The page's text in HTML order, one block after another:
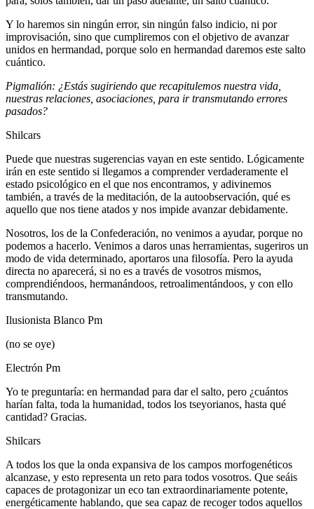
Y lo haremos sin ningún error, sin ningún falso indicio, ni por
improvisación, sino que cumpliremos con el objetivo de avanzar
unidos en hermandad, porque solo en hermandad daremos este salto
cuántico.
Pigmalión: ¿Estás sugiriendo que recapitulemos nuestra vida,
nuestras relaciones, asociaciones, para ir transmutando errores
pasados?
Shilcars
Puede que nuestras sugerencias vayan en este sentido. Lógicamente
irán en este sentido si llegamos a comprender verdaderamente el
estado psicológico en el que nos encontramos, y adivinemos
también, a través de la meditación, de la autoobservación, qué es
aquello que nos tiene atados y nos impide avanzar debidamente.
Nosotros, los de la Confederación, no venimos a ayudar, porque no
podemos a hacerlo. Venimos a daros unas herramientas, sugeriros un
modo de vida determinado, aportaros una filosofía. Pero la ayuda
directa no aparecerá, si no es a través de vosotros mismos,
comprendiéndoos, hermanándoos, retroalimentándoos, y con ello
transmutando.
Ilusionista Blanco Pm
(no se oye)
Electrón Pm
Yo te preguntaría: en hermandad para dar el salto, pero ¿cuántos
harían falta, toda la humanidad, todos los tseyorianos, hasta qué
cantidad? Gracias.
Shilcars
A todos los que la onda expansiva de los campos morfogenéticos
alcanzase, y esto representa un reto para todos vosotros. Que seáis
capaces de protagonizar un eco tan extraordinariamente potente,
energéticamente hablando, que sea capaz de recoger todos aquellos